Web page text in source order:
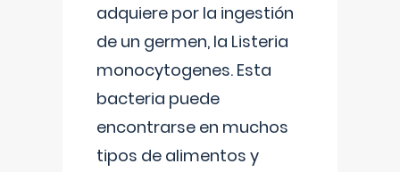
adquiere por la ingestión
de un germen, la Listeria
monocytogenes. Esta
bacteria puede
encontrarse en muchos
tipos de alimentos y